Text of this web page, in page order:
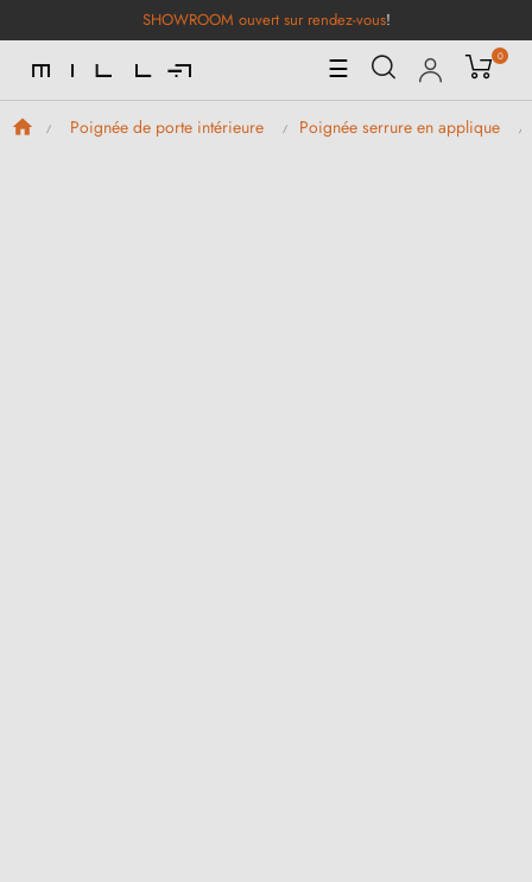
SHOWROOM ouvert sur rendez-vous!
Basculer
la
navigation
☰ 0
Poignée de porte intérieure Poignée serrure en applique